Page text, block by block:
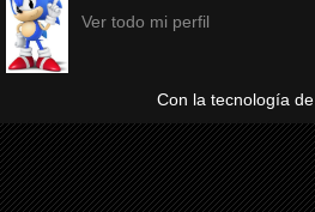
Ver todo mi perfil
Con la tecnología de